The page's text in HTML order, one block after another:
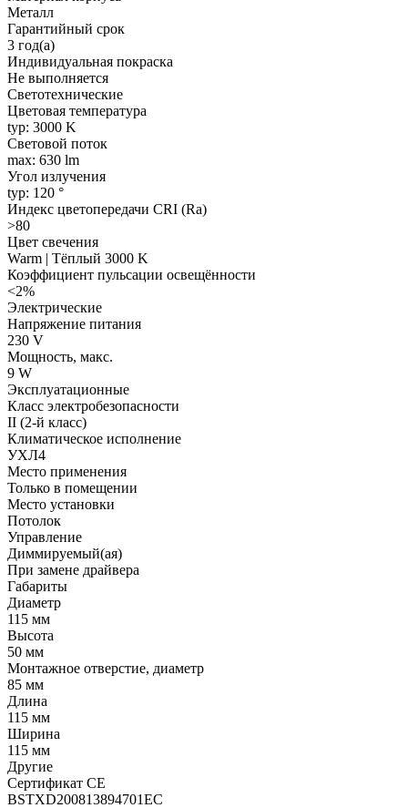
Металл
Гарантийный срок
3 год(а)
Индивидуальная покраска
Не выполняется
Светотехнические
Цветовая температура
typ: 3000 K
Световой поток
max: 630 lm
Угол излучения
typ: 120 °
Индекс цветопередачи CRI (Ra)
>80
Цвет свечения
Warm | Тёплый 3000 K
Коэффициент пульсации освещённости
<2%
Электрические
Напряжение питания
230 V
Мощность, макс.
9 W
Эксплуатационные
Класс электробезопасности
II (2-й класс)
Климатическое исполнение
УХЛ4
Место применения
Только в помещении
Место установки
Потолок
Управление
Диммируемый(ая)
При замене драйвера
Габариты
Диаметр
115 мм
Высота
50 мм
Монтажное отверстие, диаметр
85 мм
Длина
115 мм
Ширина
115 мм
Другие
Сертификат CE
BSTXD200813894701EC